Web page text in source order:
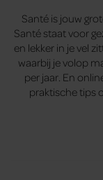
Santé is jouw
Santé staat voor
en lekker in je vel
waarbij je volop
per jaar. En
praktische tips